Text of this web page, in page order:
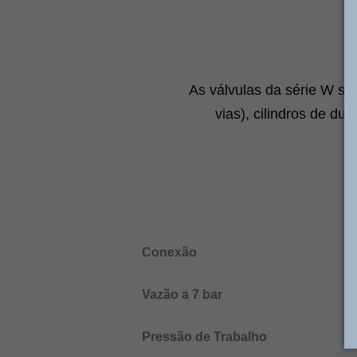
As válvulas da série W
vias), cilindros de
Conexão
Vazão a 7 bar
Pressão de Trabalho